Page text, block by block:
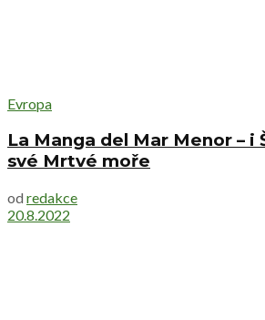
Evropa
La Manga del Mar Menor – i
své Mrtvé moře
od redakce
20.8.2022